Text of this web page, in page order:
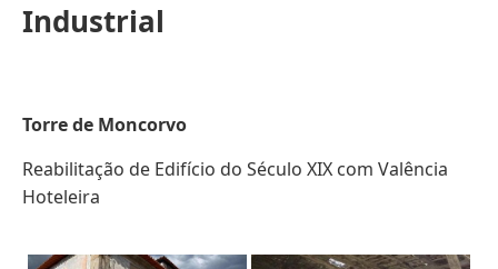
Industrial
Torre de Moncorvo
Reabilitação de Edifício do Século XIX com Valência
Hoteleira